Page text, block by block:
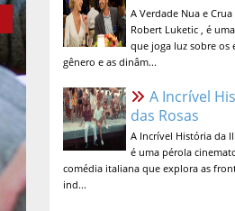
Robert Luketic , é
que joga luz sobre os
gênero e as dinâm...
Rosas
A Incrível História da
é uma pérola
comédia italiana que explora as
ind...